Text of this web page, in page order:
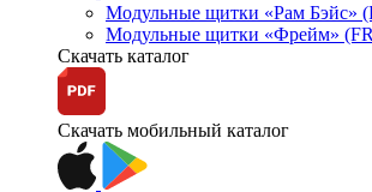
Модульные щитки «Рам Бэйс»
Модульные щитки «Фрейм»
Скачать каталог
Скачать мобильный каталог